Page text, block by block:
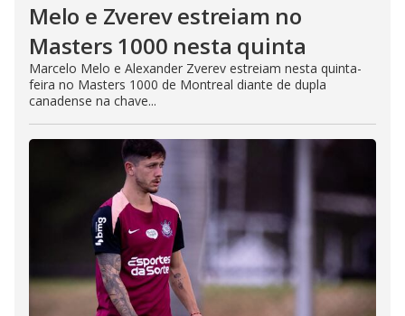
Melo e Zverev estreiam no
Masters 1000 nesta quinta
Marcelo Melo e Alexander Zverev estreiam nesta quinta-
feira no Masters 1000 de Montreal diante de dupla
canadense na chave...